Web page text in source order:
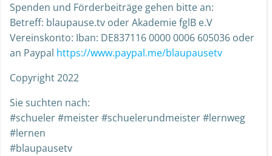
Spenden und Förderbeiträge gehen bitte an:
Betreff: blaupause.tv oder Akademie fglB e.V
Vereinskonto: Iban: DE837116 0000 0006 605036 oder
an Paypal https://www.paypal.me/blaupausetv
Copyright 2022
Sie suchten nach:
#schueler #meister #schuelerundmeister #lernweg
#lernen
#blaupausetv